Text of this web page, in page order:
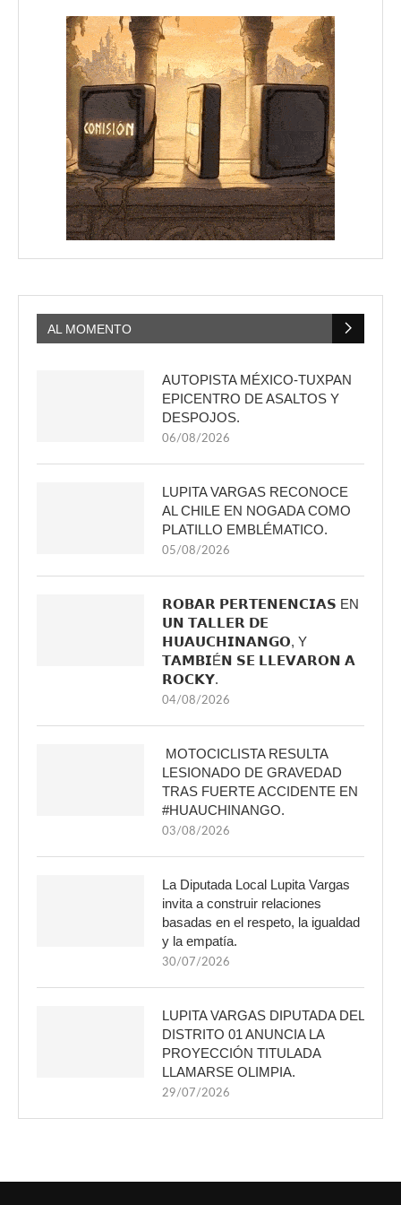
AL MOMENTO
AUTOPISTA MÉXICO-TUXPAN
EPICENTRO DE ASALTOS Y
DESPOJOS.
06/08/2026
LUPITA VARGAS RECONOCE
AL CHILE EN NOGADA COMO
PLATILLO EMBLÉMATICO.
05/08/2026
𝗥𝗢𝗕𝗔𝗥 𝗣𝗘𝗥𝗧𝗘𝗡𝗘𝗡𝗖𝗜𝗔𝗦 EN
𝗨𝗡 𝗧𝗔𝗟𝗟𝗘𝗥 𝗗𝗘
𝗛𝗨𝗔𝗨𝗖𝗛𝗜𝗡𝗔𝗡𝗚𝗢, Y
𝗧𝗔𝗠𝗕𝗜É𝗡 𝗦𝗘 𝗟𝗟𝗘𝗩𝗔𝗥𝗢𝗡 𝗔
𝗥𝗢𝗖𝗞𝗬.
04/08/2026
MOTOCICLISTA RESULTA
LESIONADO DE GRAVEDAD
TRAS FUERTE ACCIDENTE EN
#HUAUCHINANGO.
03/08/2026
La Diputada Local Lupita Vargas
invita a construir relaciones
basadas en el respeto, la igualdad
y la empatía.
30/07/2026
LUPITA VARGAS DIPUTADA DEL
DISTRITO 01 ANUNCIA LA
PROYECCIÓN TITULADA
LLAMARSE OLIMPIA.
29/07/2026